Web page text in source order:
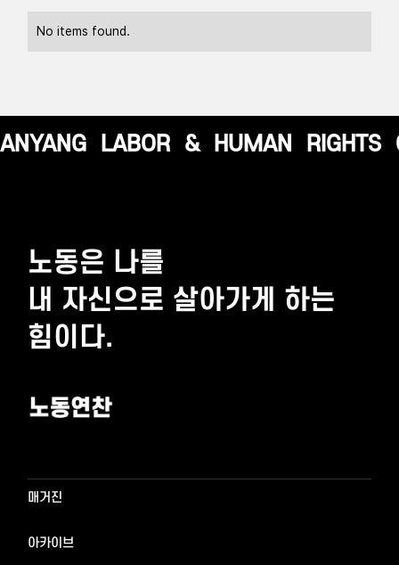
No items found.
ANYANG LABOR & HUMAN RIGHTS
노동은 나를
내 자신으로 살아가게 하는
힘이다.
매거진
아카이브